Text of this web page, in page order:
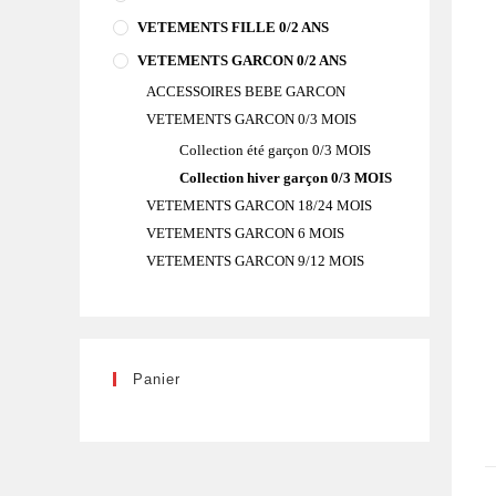
VETEMENTS FILLE 0/2 ANS
VETEMENTS GARCON 0/2 ANS
ACCESSOIRES BEBE GARCON
VETEMENTS GARCON 0/3 MOIS
Collection été garçon 0/3 MOIS
Collection hiver garçon 0/3 MOIS
VETEMENTS GARCON 18/24 MOIS
VETEMENTS GARCON 6 MOIS
VETEMENTS GARCON 9/12 MOIS
Panier